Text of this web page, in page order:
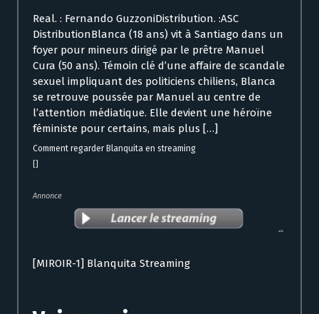
Real. : Fernando GuzzoniDistribution. :ASC
DistributionBlanca (18 ans) vit à Santiago dans un
foyer pour mineurs dirigé par le prêtre Manuel
Cura (50 ans). Témoin clé d’une affaire de scandale
sexuel impliquant des politiciens chiliens, Blanca
se retrouve poussée par Manuel au centre de
l’attention médiatique. Elle devient une héroïne
féministe pour certains, mais plus […]
Comment regarder Blanquita en streaming
Annonce
[MIROIR-1] Blanquita Streaming